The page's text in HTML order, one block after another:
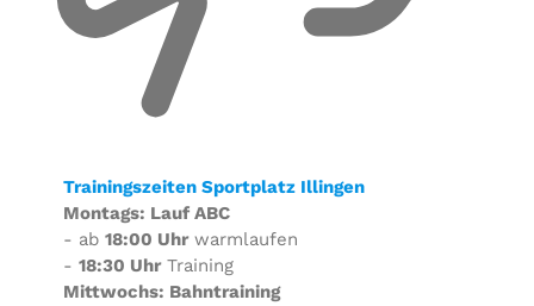
Trainingszeiten Sportplatz Illingen
Montags: Lauf ABC
- ab 18:00 Uhrwarmlaufen
- 18:30 UhrTraining
Mittwochs: Bahntraining